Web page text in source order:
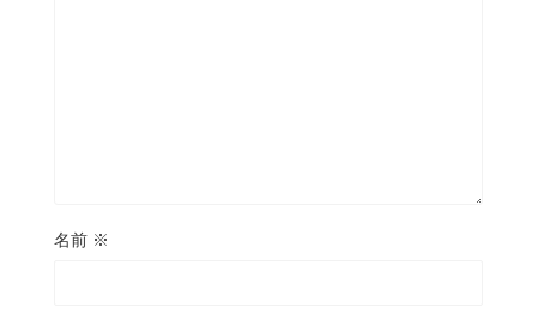
名前 ※